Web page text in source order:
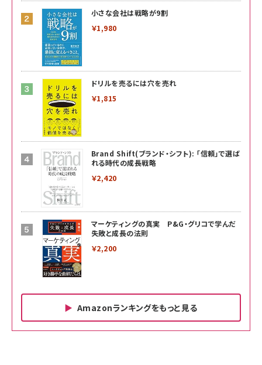
小さな会社は戦略が9割
￥1,980
ドリルを売るには穴を売れ
￥1,815
Brand Shift(ブランド・シフト): 「信頼」で選ば
れる時代の成長戦略
￥2,420
マーケティングの真実 P&G・グリコで学んだ
失敗と成長の法則
￥2,200
Amazonランキングをもっと見る